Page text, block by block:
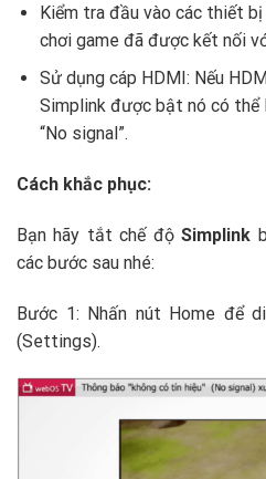
Kiểm tra đầu vào các thiết bị
chơi game đã được kết nối
Sử dụng cáp HDMI: Nếu
Simplink được bật nó có thể
“No signal”.
Cách khắc phục:
Bạn hãy tắt chế độSimplink
các bước sau nhé:
Bước 1: Nhấn nút Home để
(Settings).